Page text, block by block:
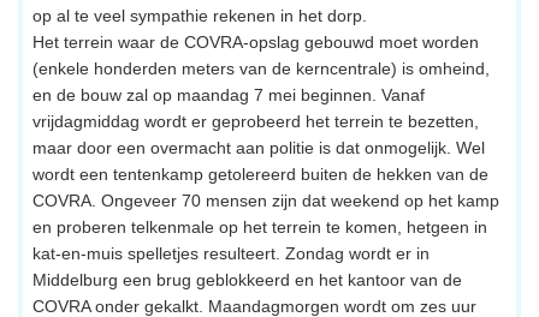
op al te veel sympathie rekenen in het dorp.
Het terrein waar de COVRA-opslag gebouwd moet worden
(enkele honderden meters van de kerncentrale) is omheind,
en de bouw zal op maandag 7 mei beginnen. Vanaf
vrijdagmiddag wordt er geprobeerd het terrein te bezetten,
maar door een overmacht aan politie is dat onmogelijk. Wel
wordt een tentenkamp getolereerd buiten de hekken van de
COVRA. Ongeveer 70 mensen zijn dat weekend op het kamp
en proberen telkenmale op het terrein te komen, hetgeen in
kat-en-muis spelletjes resulteert. Zondag wordt er in
Middelburg een brug geblokkeerd en het kantoor van de
COVRA onder gekalkt. Maandagmorgen wordt om zes uur